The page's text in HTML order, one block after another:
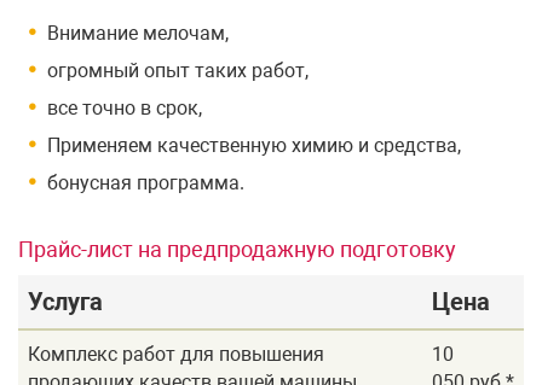
Внимание мелочам,
огромный опыт таких работ,
все точно в срок,
Применяем качественную химию и средства,
бонусная программа.
Прайс-лист на предпродажную подготовку
Услуга Цена
Комплекс работ для повышения
10